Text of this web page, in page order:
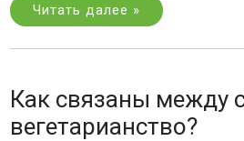
Читать далее »
Как связаны между
вегетарианство?